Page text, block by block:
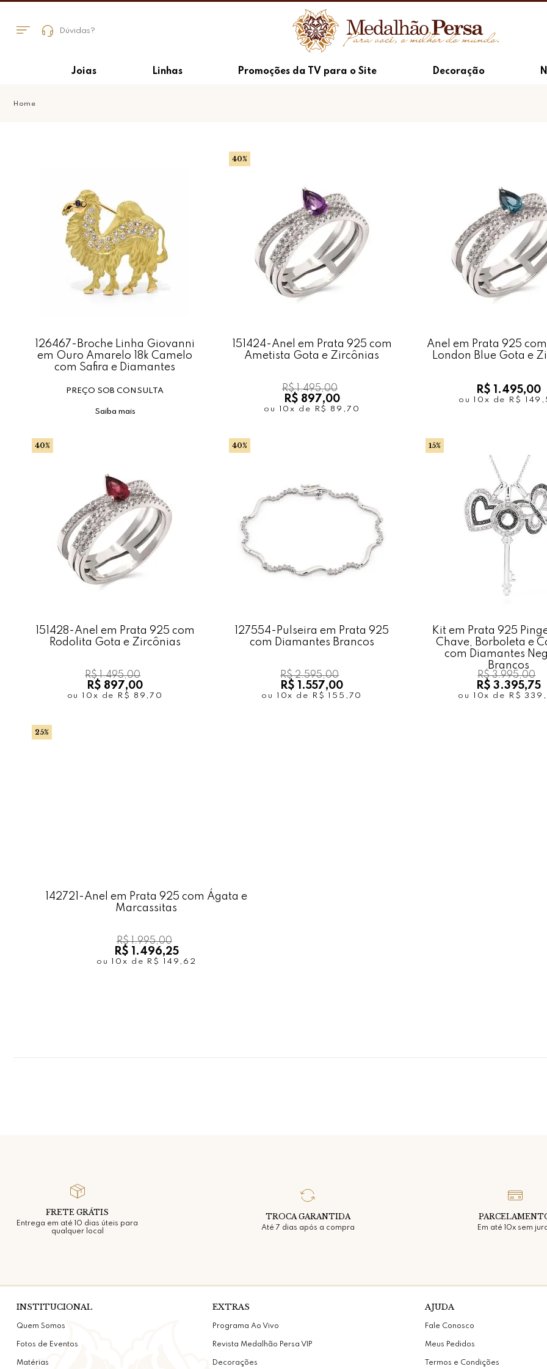
Dúvidas?
Joias Linhas Promoções da TV para o Site Decoração
126467-Broche Linha Giovanni
em Ouro Amarelo 18k Camelo
com Safira e Diamantes
PREÇO SOB CONSULTA
Saiba mais
40%
151424-Anel em Prata 925 com
Ametista Gota e Zircônias
R$ 1.495,00
R$ 897,00
ou 10x de R$ 89,70
Anel em Prata 925
London Blue Gota e
R$ 1.495,00
ou 10x de R$
40%
151428-Anel em Prata 925 com
Rodolita Gota e Zircônias
R$ 1.495,00
R$ 897,00
ou 10x de R$ 89,70
40%
127554-Pulseira em Prata 925
com Diamantes Brancos
R$ 2.595,00
R$ 1.557,00
ou 10x de R$ 155,70
15%
Kit em Prata 925
Chave, Borboleta e
com Diamantes
Brancos
R$ 3.995,00
R$ 3.395,75
ou 10x de R$
25%
142721-Anel em Prata 925 com Ágata e
Marcassitas
R$ 1.995,00
R$ 1.496,25
ou 10x de R$ 149,62
FRETE GRÁTIS
Entrega em até 10 dias úteis para
qualquer local
TROCA GARANTIDA
Até 7 dias após a compra Em até 10x sem
INSTITUCIONAL
Quem Somos
Fotos de Eventos
Matérias
EXTRAS
Programa Ao Vivo
Revista Medalhão Persa VIP
Decorações
AJUDA
Fale Conosco
Meus Pedidos
Termos e Condições